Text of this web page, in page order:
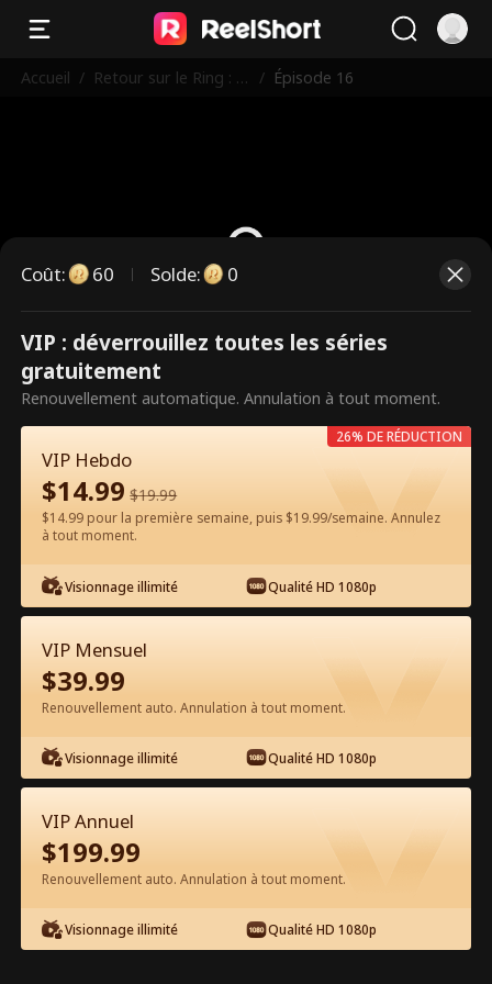
Accueil / Retour sur le Ring : M
/ Épisode 16
Ce sont des épisodes payants.
Débloquez pour regarder.
Regarder gratuitement sur l'App
Épisode 16 - Retour sur le Ring :
Maman Championne Film complet
1-50 51-66 Tous les épisodes
Coût: 60 Solde: 0
VIP : déverrouillez toutes les séries
gratuitement
Renouvellement automatique. Annulation à tout moment.
VIP Hebdo
$14.99 $19.99
$14.99 pour la première semaine, puis $19.99/semaine. Annulez
à tout moment.
Visionnage illimité Qualité HD 1080p
26% DE RÉDUCTION
VIP Mensuel
$39.99
Renouvellement auto. Annulation à tout moment.
Visionnage illimité Qualité HD 1080p
VIP Annuel
$199.99
Renouvellement auto. Annulation à tout moment.
Visionnage illimité Qualité HD 1080p